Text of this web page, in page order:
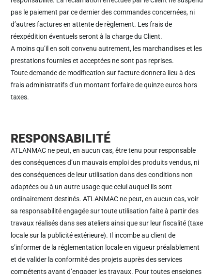
pas le paiement par ce dernier des commandes concernées, ni
d’autres factures en attente de règlement. Les frais de
réexpédition éventuels seront à la charge du Client.
A moins qu’il en soit convenu autrement, les marchandises et les
prestations fournies et acceptées ne sont pas reprises.
Toute demande de modification sur facture donnera lieu à des
frais administratifs d’un montant forfaire de quinze euros hors
taxes.
RESPONSABILITÉ
ATLANMAC ne peut, en aucun cas, être tenu pour responsable
des conséquences d’un mauvais emploi des produits vendus, ni
des conséquences de leur utilisation dans des conditions non
adaptées ou à un autre usage que celui auquel ils sont
ordinairement destinés. ATLANMAC ne peut, en aucun cas, voir
sa responsabilité engagée sur toute utilisation faite à partir des
travaux réalisés dans ses ateliers ainsi que sur leur fiscalité (taxe
locale sur la publicité extérieure). Il incombe au client de
s’informer de la réglementation locale en vigueur préalablement
et de valider la conformité des projets auprès des services
compétents avant d’engager les travaux. Pour toutes enseignes